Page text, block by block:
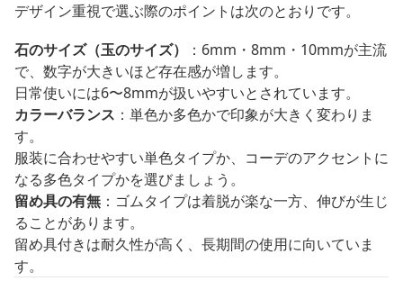
デザイン重視で選ぶ際のポイントは次のとおりです。
石のサイズ（玉のサイズ）
：6mm・8mm・10mmが主流
で、数字が大きいほど存在感が増します。
日常使いには6〜8mmが扱いやすいとされています。
カラーバランス ：単色か多色かで印象が大きく変わりま
す。
服装に合わせやすい単色タイプか、コーデのアクセントに
なる多色タイプかを選びましょう。
留め具の有無 ：ゴムタイプは着脱が楽な一方、伸びが生じ
ることがあります。
留め具付きは耐久性が高く、長期間の使用に向いていま
す。